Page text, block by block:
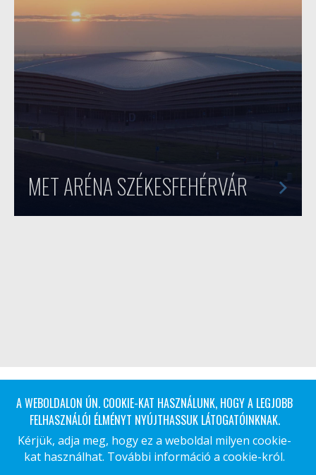
MET ARÉNA SZÉKESFEHÉRVÁR
A WEBOLDALON ÚN. COOKIE-KAT HASZNÁLUNK, HOGY A LEGJOBB
FELHASZNÁLÓI ÉLMÉNYT NYÚJTHASSUK LÁTOGATÓINKNAK.
Kérjük, adja meg, hogy ez a weboldal milyen cookie-
kat használhat. További információ a cookie-król.